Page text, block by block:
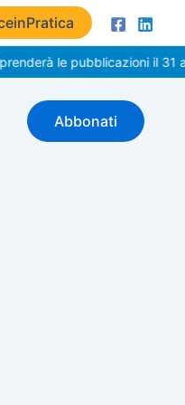
le pubblicazioni il 31
Abbonati